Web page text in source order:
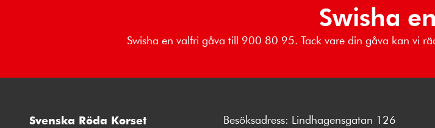
Swisha
Swisha en valfri gåva till 900 80 95. Tack vare din gåva kan vi
Svenska Röda Korset
Besöksadress: Lindhagensgatan 126